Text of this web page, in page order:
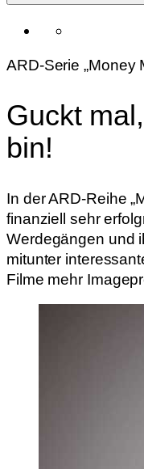
ARD-Serie „Money
Guckt
bin!
In der ARD-Reihe
finanziell sehr
Werdegängen und
mitunter
Filme mehr